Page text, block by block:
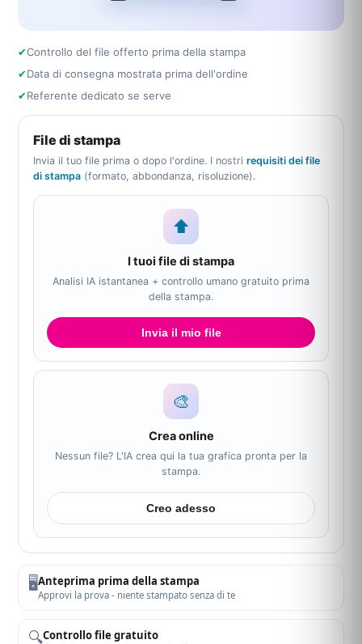
✔Controllo del file offerto prima della stampa
✔Data di consegna mostrata prima dell'ordine
✔Referente dedicato se serve
File di stampa
Invia il tuo file prima o dopo l'ordine. I nostri requisiti dei file
di stampa (formato, abbondanza, risoluzione).
⬆
I tuoi file di stampa
Analisi IA istantanea + controllo umano gratuito prima
della stampa.
Invia il mio file
🎨
Crea online
Nessun file? L'IA crea qui la tua grafica pronta per la
stampa.
Creo adesso
🖥️Anteprima prima della stampa
Approvi la prova - niente stampato senza di te
🔍Controllo file gratuito